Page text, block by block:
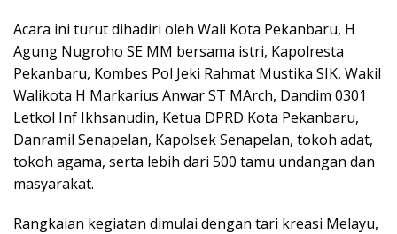
Acara ini turut dihadiri oleh Wali Kota Pekanbaru, H
Agung Nugroho SE MM bersama istri, Kapolresta
Pekanbaru, Kombes Pol Jeki Rahmat Mustika SIK, Wakil
Walikota H Markarius Anwar ST MArch, Dandim 0301
Letkol Inf Ikhsanudin, Ketua DPRD Kota Pekanbaru,
Danramil Senapelan, Kapolsek Senapelan, tokoh adat,
tokoh agama, serta lebih dari 500 tamu undangan dan
masyarakat.
Rangkaian kegiatan dimulai dengan tari kreasi Melayu,